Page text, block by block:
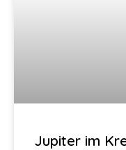
Jupiter im